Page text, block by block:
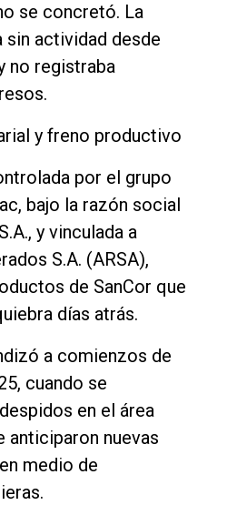
se concretó. La
sin actividad desde
no registraba
y freno productivo
por el grupo
bajo la razón social
y vinculada a
S.A. (ARSA),
de SanCor que
días atrás.
a comienzos de
cuando se
en el área
anticiparon nuevas
medio de